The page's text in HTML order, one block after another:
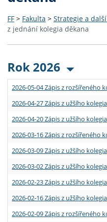
FF > Fakulta > Strategie a
z jednání kolegia děkana
Rok 2026
2026-05-04 Zápis z rozšířeného
2026-04-27 Zápis z užšího
2026-04-20 Zápis z užšího
2026-03-16 Zápis z rozšířeného
2026-03-09 Zápis z užšího
2026-03-02 Zápis z užšího
2026-02-23 Zápis z užšího
2026-02-16 Zápis z užšího
2026-02-09 Zápis z rozšířeného